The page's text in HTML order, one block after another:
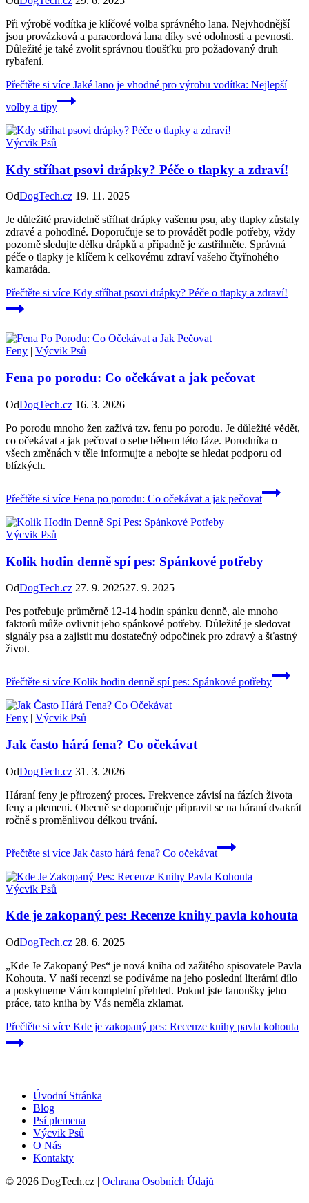
Při výrobě vodítka je klíčové volba správného lana. Nejvhodnější
jsou provázková a paracordová lana díky své odolnosti a pevnosti.
Důležité je také zvolit správnou tloušťku pro požadovaný druh
rybaření.
Přečtěte si více Jaké lano je vhodné pro výrobu vodítka: Nejlepší
volby a tipy
Výcvik Psů
Kdy stříhat psovi drápky? Péče o tlapky a zdraví!
OdDogTech.cz 19. 11. 2025
Je důležité pravidelně stříhat drápky vašemu psu, aby tlapky zůstaly
zdravé a pohodlné. Doporučuje se to provádět podle potřeby, vždy
pozorně sledujte délku drápků a případně je zastřihněte. Správná
péče o tlapky je klíčem k celkovému zdraví vašeho čtyřnohého
kamaráda.
Přečtěte si více Kdy stříhat psovi drápky? Péče o tlapky a zdraví!
Feny | Výcvik Psů
Fena po porodu: Co očekávat a jak pečovat
OdDogTech.cz 16. 3. 2026
Po porodu mnoho žen zažívá tzv. fenu po porodu. Je důležité vědět,
co očekávat a jak pečovat o sebe během této fáze. Porodníka o
všech změnách v těle informujte a nebojte se hledat podporu od
blízkých.
Přečtěte si více Fena po porodu: Co očekávat a jak pečovat
Výcvik Psů
Kolik hodin denně spí pes: Spánkové potřeby
OdDogTech.cz 27. 9. 202527. 9. 2025
Pes potřebuje průměrně 12-14 hodin spánku denně, ale mnoho
faktorů může ovlivnit jeho spánkové potřeby. Důležité je sledovat
signály psa a zajistit mu dostatečný odpočinek pro zdravý a šťastný
život.
Přečtěte si více Kolik hodin denně spí pes: Spánkové potřeby
Feny | Výcvik Psů
Jak často hárá fena? Co očekávat
OdDogTech.cz 31. 3. 2026
Háraní feny je přirozený proces. Frekvence závisí na fázích života
feny a plemeni. Obecně se doporučuje připravit se na háraní dvakrát
ročně s proměnlivou délkou trvání.
Přečtěte si více Jak často hárá fena? Co očekávat
Výcvik Psů
Kde je zakopaný pes: Recenze knihy pavla kohouta
OdDogTech.cz 28. 6. 2025
„Kde Je Zakopaný Pes“ je nová kniha od zažitého spisovatele Pavla
Kohouta. V naší recenzi se podíváme na jeho poslední literární dílo
a poskytneme Vám kompletní přehled. Pokud jste fanoušky jeho
práce, tato kniha by Vás neměla zklamat.
Přečtěte si více Kde je zakopaný pes: Recenze knihy pavla kohouta
Úvodní Stránka
Blog
Psí plemena
Výcvik Psů
O Nás
Kontakty
© 2026 DogTech.cz | Ochrana Osobních Údajů